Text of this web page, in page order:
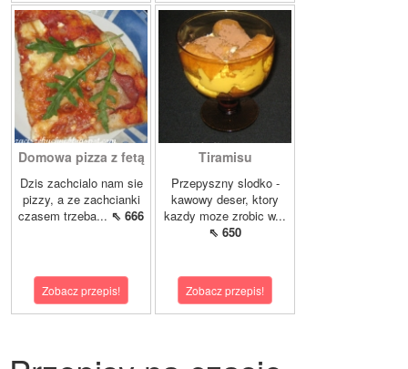
Domowa pizza z fetą
Dzis zachcialo nam sie
pizzy, a ze zachcianki
czasem trzeba... ⇖ 666
Zobacz przepis!
Tiramisu
Przepyszny slodko -
kawowy deser, ktory
kazdy moze zrobic w...
⇖ 650
Zobacz przepis!